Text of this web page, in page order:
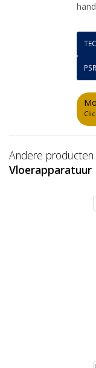
Andere producten
Vloerapparatuur